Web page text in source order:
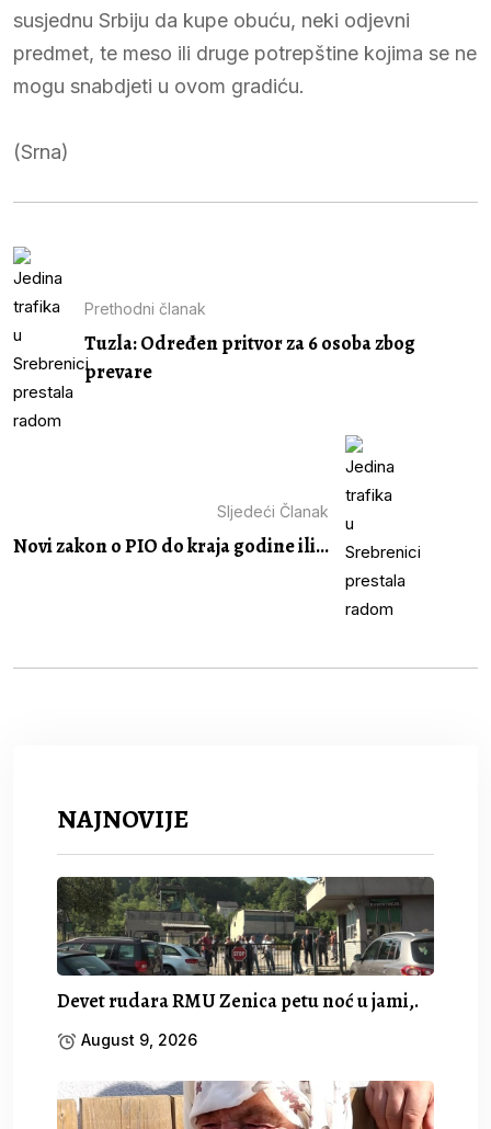
susjednu Srbiju da kupe obuću, neki odjevni
predmet, te meso ili druge potrepštine kojima se ne
mogu snabdjeti u ovom gradiću.
(Srna)
Prethodni članak
Tuzla: Određen pritvor za 6 osoba zbog
prevare
Sljedeći Članak
Novi zakon o PIO do kraja godine ili...
NAJNOVIJE
Devet rudara RMU Zenica petu noć u jami,.
August 9, 2026